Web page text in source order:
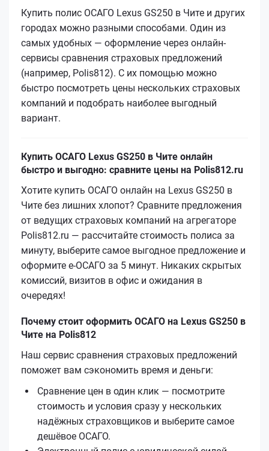
Купить полис ОСАГО Lexus GS250 в Чите и других
городах можно разными способами. Один из
самых удобных — оформление через онлайн-
сервисы сравнения страховых предложений
(например, Polis812). С их помощью можно
быстро посмотреть цены нескольких страховых
компаний и подобрать наиболее выгодный
вариант.
Купить ОСАГО Lexus GS250 в Чите онлайн
быстро и выгодно: сравните цены на Polis812.ru
Хотите купить ОСАГО онлайн на Lexus GS250 в
Чите без лишних хлопот? Сравните предложения
от ведущих страховых компаний на агрегаторе
Polis812.ru — рассчитайте стоимость полиса за
минуту, выберите самое выгодное предложение и
оформите е‑ОСАГО за 5 минут. Никаких скрытых
комиссий, визитов в офис и ожидания в
очередях!
Почему стоит оформить ОСАГО на Lexus GS250 в
Чите на Polis812
Наш сервис сравнения страховых предложений
поможет вам сэкономить время и деньги:
Сравнение цен в один клик — посмотрите
стоимость и условия сразу у нескольких
надёжных страховщиков и выберите самое
дешёвое ОСАГО.